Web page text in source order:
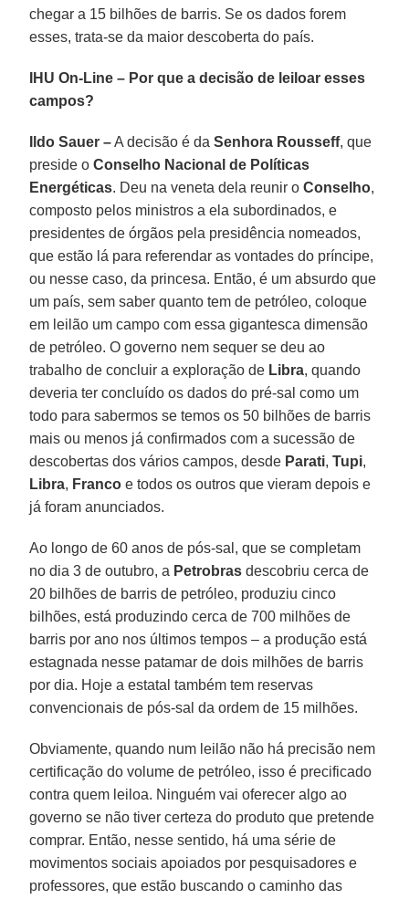
chegar a 15 bilhões de barris. Se os dados forem
esses, trata-se da maior descoberta do país.
IHU On-Line – Por que a decisão de leiloar esses
campos?
Ildo Sauer –A decisão é daSenhora Rousseff, que
preside oConselho Nacional de Políticas
Energéticas. Deu na veneta dela reunir oConselho,
composto pelos ministros a ela subordinados, e
presidentes de órgãos pela presidência nomeados,
que estão lá para referendar as vontades do príncipe,
ou nesse caso, da princesa. Então, é um absurdo que
um país, sem saber quanto tem de petróleo, coloque
em leilão um campo com essa gigantesca dimensão
de petróleo. O governo nem sequer se deu ao
trabalho de concluir a exploração de Libra, quando
deveria ter concluído os dados do pré-sal como um
todo para sabermos se temos os 50 bilhões de barris
mais ou menos já confirmados com a sucessão de
descobertas dos vários campos, desde Parati, Tupi,
Libra, Franco e todos os outros que vieram depois e
já foram anunciados.
Ao longo de 60 anos de pós-sal, que se completam
no dia 3 de outubro, a Petrobras descobriu cerca de
20 bilhões de barris de petróleo, produziu cinco
bilhões, está produzindo cerca de 700 milhões de
barris por ano nos últimos tempos – a produção está
estagnada nesse patamar de dois milhões de barris
por dia. Hoje a estatal também tem reservas
convencionais de pós-sal da ordem de 15 milhões.
Obviamente, quando num leilão não há precisão nem
certificação do volume de petróleo, isso é precificado
contra quem leiloa. Ninguém vai oferecer algo ao
governo se não tiver certeza do produto que pretende
comprar. Então, nesse sentido, há uma série de
movimentos sociais apoiados por pesquisadores e
professores, que estão buscando o caminho das